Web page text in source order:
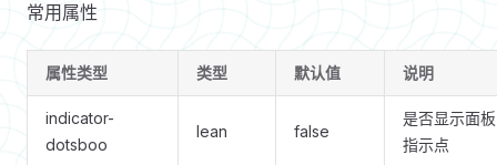
常用属性
属性类型 类型 默认值 说明
indicator-
dotsboo
lean false
是否显示面板
指示点